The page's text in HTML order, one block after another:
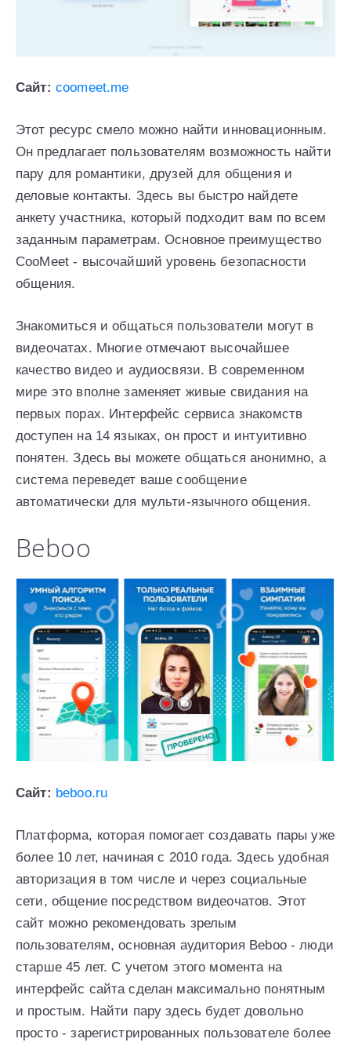
Сайт: coomeet.me
Этот ресурс смело можно найти инновационным.
Он предлагает пользователям возможность найти
пару для романтики, друзей для общения и
деловые контакты. Здесь вы быстро найдете
анкету участника, который подходит вам по всем
заданным параметрам. Основное преимущество
CooMeet - высочайший уровень безопасности
общения.
Знакомиться и общаться пользователи могут в
видеочатах. Многие отмечают высочайшее
качество видео и аудиосвязи. В современном
мире это вполне заменяет живые свидания на
первых порах. Интерфейс сервиса знакомств
доступен на 14 языках, он прост и интуитивно
понятен. Здесь вы можете общаться анонимно, а
система переведет ваше сообщение
автоматически для мульти-язычного общения.
Beboo
Сайт: beboo.ru
Платформа, которая помогает создавать пары уже
более 10 лет, начиная с 2010 года. Здесь удобная
авторизация в том числе и через социальные
сети, общение посредством видеочатов. Этот
сайт можно рекомендовать зрелым
пользователям, основная аудитория Beboo - люди
старше 45 лет. С учетом этого момента на
интерфейс сайта сделан максимально понятным
и простым. Найти пару здесь будет довольно
просто - зарегистрированных пользователе более